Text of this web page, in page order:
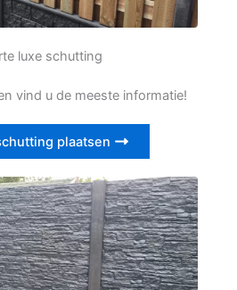
luxe schutting
vind u de meeste informatie!
plaatsen